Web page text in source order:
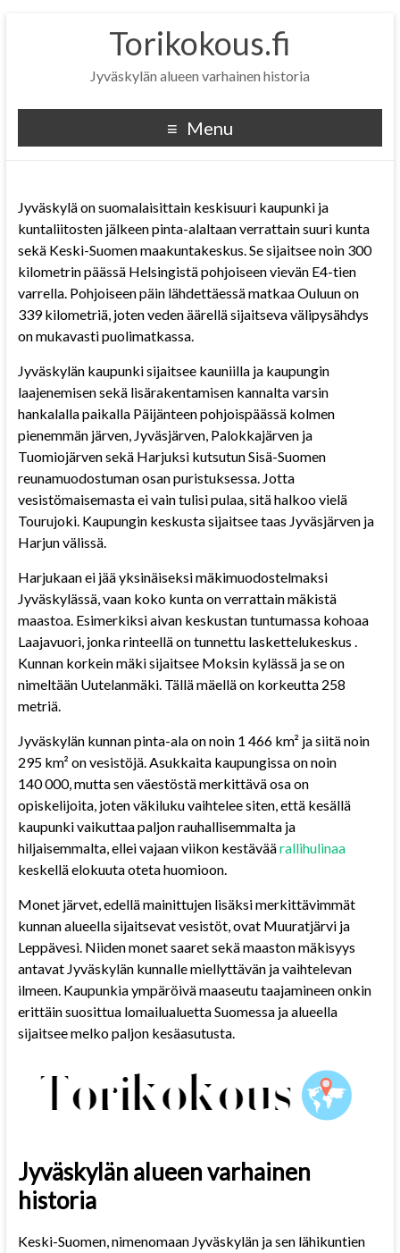
Torikokous.fi
Jyväskylän alueen varhainen historia
Menu
Jyväskylä on suomalaisittain keskisuuri kaupunki ja
kuntaliitosten jälkeen pinta-alaltaan verrattain suuri kunta
sekä Keski-Suomen maakuntakeskus. Se sijaitsee noin 300
kilometrin päässä Helsingistä pohjoiseen vievän E4-tien
varrella. Pohjoiseen päin lähdettäessä matkaa Ouluun on
339 kilometriä, joten veden äärellä sijaitseva välipysähdys
on mukavasti puolimatkassa.
Jyväskylän kaupunki sijaitsee kauniilla ja kaupungin
laajenemisen sekä lisärakentamisen kannalta varsin
hankalalla paikalla Päijänteen pohjoispäässä kolmen
pienemmän järven, Jyväsjärven, Palokkajärven ja
Tuomiojärven sekä Harjuksi kutsutun Sisä-Suomen
reunamuodostuman osan puristuksessa. Jotta
vesistömaisemasta ei vain tulisi pulaa, sitä halkoo vielä
Tourujoki. Kaupungin keskusta sijaitsee taas Jyväsjärven ja
Harjun välissä.
Harjukaan ei jää yksinäiseksi mäkimuodostelmaksi
Jyväskylässä, vaan koko kunta on verrattain mäkistä
maastoa. Esimerkiksi aivan keskustan tuntumassa kohoaa
Laajavuori, jonka rinteellä on tunnettu laskettelukeskus .
Kunnan korkein mäki sijaitsee Moksin kylässä ja se on
nimeltään Uutelanmäki. Tällä mäellä on korkeutta 258
metriä.
Jyväskylän kunnan pinta-ala on noin 1 466 km² ja siitä noin
295 km² on vesistöjä. Asukkaita kaupungissa on noin
140 000, mutta sen väestöstä merkittävä osa on
opiskelijoita, joten väkiluku vaihtelee siten, että kesällä
kaupunki vaikuttaa paljon rauhallisemmalta ja
hiljaisemmalta, ellei vajaan viikon kestäväärallihulinaa
keskellä elokuuta oteta huomioon.
Monet järvet, edellä mainittujen lisäksi merkittävimmät
kunnan alueella sijaitsevat vesistöt, ovat Muuratjärvi ja
Leppävesi. Niiden monet saaret sekä maaston mäkisyys
antavat Jyväskylän kunnalle miellyttävän ja vaihtelevan
ilmeen. Kaupunkia ympäröivä maaseutu taajamineen onkin
erittäin suosittua lomailualuetta Suomessa ja alueella
sijaitsee melko paljon kesäasutusta.
Jyväskylän alueen varhainen
historia
Keski-Suomen, nimenomaan Jyväskylän ja sen lähikuntien